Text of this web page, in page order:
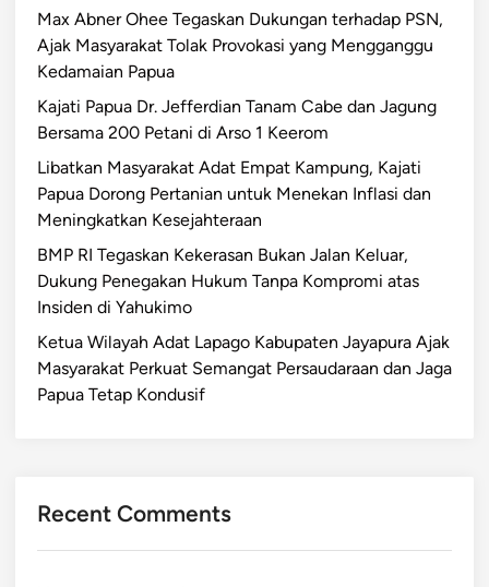
Max Abner Ohee Tegaskan Dukungan terhadap PSN,
Ajak Masyarakat Tolak Provokasi yang Mengganggu
Kedamaian Papua
Kajati Papua Dr. Jefferdian Tanam Cabe dan Jagung
Bersama 200 Petani di Arso 1 Keerom
Libatkan Masyarakat Adat Empat Kampung, Kajati
Papua Dorong Pertanian untuk Menekan Inflasi dan
Meningkatkan Kesejahteraan
BMP RI Tegaskan Kekerasan Bukan Jalan Keluar,
Dukung Penegakan Hukum Tanpa Kompromi atas
Insiden di Yahukimo
Ketua Wilayah Adat Lapago Kabupaten Jayapura Ajak
Masyarakat Perkuat Semangat Persaudaraan dan Jaga
Papua Tetap Kondusif
Recent Comments